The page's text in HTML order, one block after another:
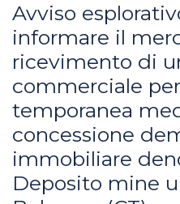
Avviso
informare il
ricevimento di
commerciale
temporanea
concessione
immobiliare
Deposito mine